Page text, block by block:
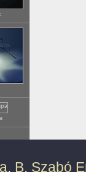
, B. Szabó